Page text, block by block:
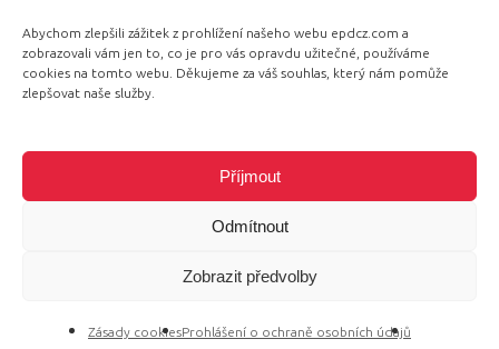
Abychom zlepšili zážitek z prohlížení našeho webu epdcz.com a
zobrazovali vám jen to, co je pro vás opravdu užitečné, používáme
cookies na tomto webu. Děkujeme za váš souhlas, který nám pomůže
zlepšovat naše služby.
Příjmout
Odmítnout
Zobrazit předvolby
Zásady cookiesProhlášení o ochraně osobních údajů
Programová ředitelka
Jana Černoušková |607782535
Partnerství & fundraising
© 2026 Equal Pay Day.